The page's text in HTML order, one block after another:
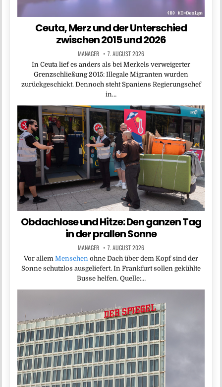
Ceuta, Merz und der Unterschied
zwischen 2015 und 2026
MANAGER 7. AUGUST 2026
In Ceuta lief es anders als bei Merkels verweigerter
Grenzschließung 2015: Illegale Migranten wurden
zurückgeschickt. Dennoch steht Spaniens Regierungschef
in…
Obdachlose und Hitze: Den ganzen Tag
in der prallen Sonne
MANAGER 7. AUGUST 2026
Vor allem Menschen ohne Dach über dem Kopf sind der
Sonne schutzlos ausgeliefert. In Frankfurt sollen gekühlte
Busse helfen. Quelle:…